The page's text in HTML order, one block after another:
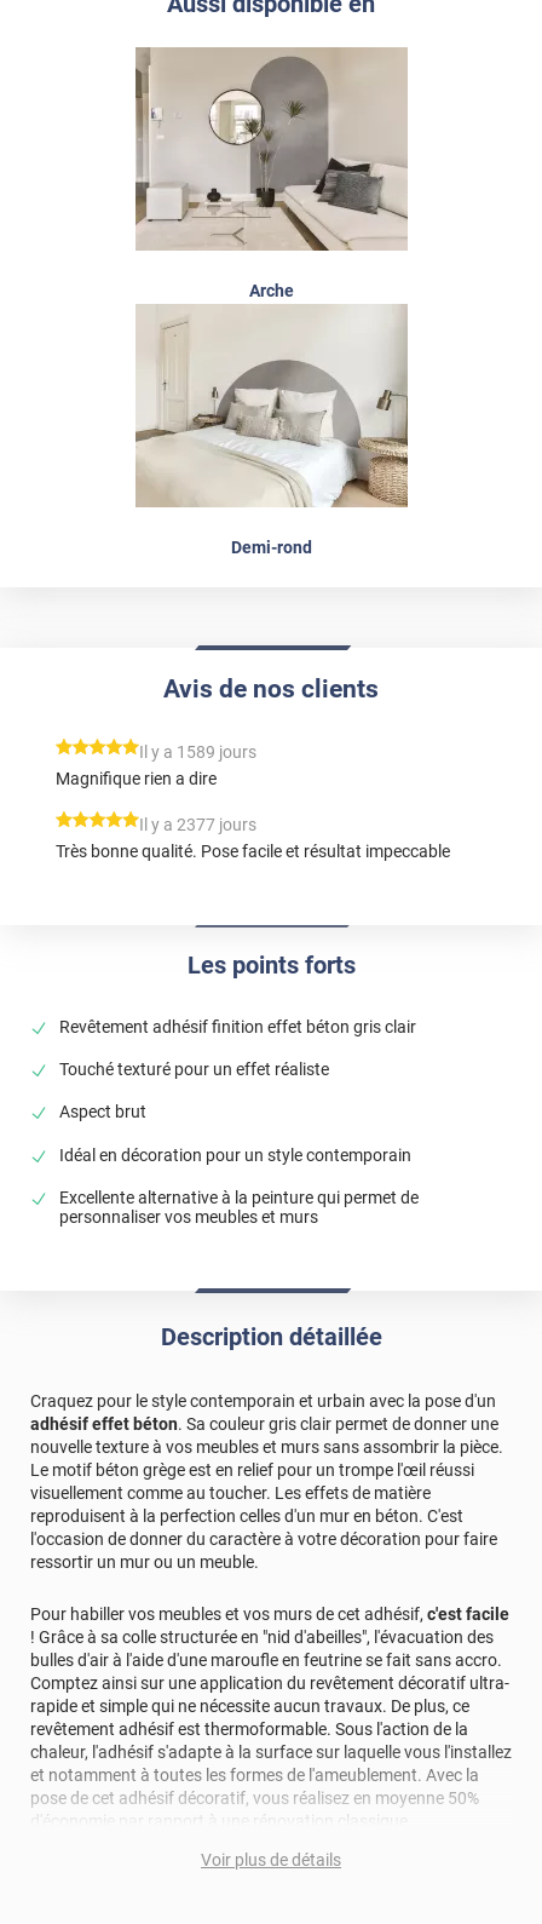
Arche
Demi-rond
Les points forts
Revêtement adhésif finition effet béton gris clair
Touché texturé pour un effet réaliste
Aspect brut
Idéal en décoration pour un style contemporain
Excellente alternative à la peinture qui permet de
personnaliser vos meubles et murs
Avis de nos clients
*****
Il y a 1589 jours
Magnifique rien a dire
*****
Il y a 2377 jours
Très bonne qualité. Pose facile et résultat impeccable
Description détaillée
Craquez pour le style contemporain et urbain avec la pose d'un
adhésif effet béton. Sa couleur gris clair permet de donner une
nouvelle texture à vos meubles et murs sans assombrir la pièce.
Le motif béton grège est en relief pour un trompe l'œil réussi
visuellement comme au toucher. Les effets de matière
reproduisent à la perfection celles d'un mur en béton. C'est
l'occasion de donner du caractère à votre décoration pour faire
ressortir un mur ou un meuble.
Pour habiller vos meubles et vos murs de cet adhésif, c'est facile
! Grâce à sa colle structurée en "nid d'abeilles", l'évacuation des
bulles d'air à l'aide d'une maroufle en feutrine se fait sans accro.
Comptez ainsi sur une application du revêtement décoratif ultra-
rapide et simple qui ne nécessite aucun travaux. De plus, ce
revêtement adhésif est thermoformable. Sous l'action de la
chaleur, l'adhésif s'adapte à la surface sur laquelle vous l'installez
et notamment à toutes les formes de l'ameublement. Avec la
pose de cet adhésif décoratif, vous réalisez en moyenne 50%
d'économie par rapport à une rénovation classique.
Pour donner une seconde jeunesse à vos murs ou meubles,
Voir plus de détails